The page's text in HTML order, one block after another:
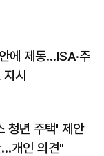
에 제동…ISA·주
시
청년 주택' 제안
개인 의견"